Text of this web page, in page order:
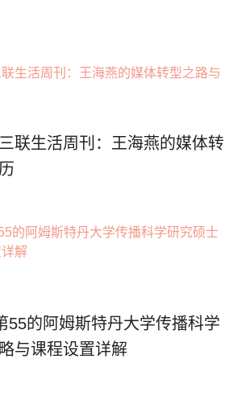
联生活周刊：王海燕的媒体转
55的阿姆斯特丹大学传播科学
与课程设置详解